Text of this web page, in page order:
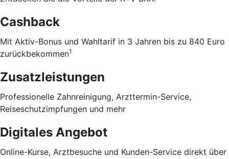
Cashback
Mit Aktiv-Bonus und Wahltarif in 3 Jahren bis zu 840 Euro
zurückbekommen1
Zusatzleistungen
Professionelle Zahnreinigung, Arzttermin-Service,
Reiseschutzimpfungen und mehr
Digitales Angebot
Online-Kurse, Arztbesuche und Kunden-Service direkt über